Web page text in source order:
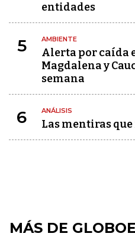
entidades
5 AMBIENTE
Alerta por caída
Magdalena y
semana
6 ANÁLISIS
Las mentiras
MÁS DE